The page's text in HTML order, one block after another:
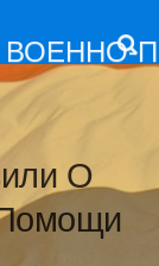
О